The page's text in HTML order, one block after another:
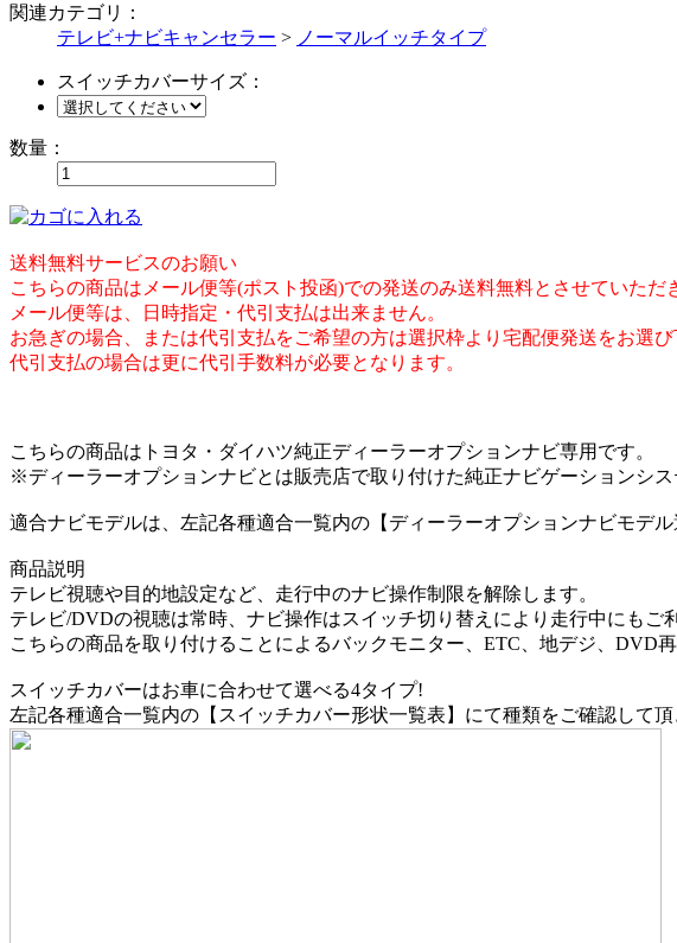
関連カテゴリ：
テレビ+ナビキャンセラー > ノーマルイッチタイプ
スイッチカバーサイズ：
数量：
送料無料サービスのお願い
こちらの商品はメール便等(ポスト投函)での発送のみ送料無料とさせていただ
メール便等は、日時指定・代引支払は出来ません。
お急ぎの場合、または代引支払をご希望の方は選択枠より宅配便発送をお選
代引支払の場合は更に代引手数料が必要となります。
こちらの商品はトヨタ・ダイハツ純正ディーラーオプションナビ専用です。
※ディーラーオプションナビとは販売店で取り付けた純正ナビゲーションシス
適合ナビモデルは、左記各種適合一覧内の【ディーラーオプションナビモデル
商品説明
テレビ視聴や目的地設定など、走行中のナビ操作制限を解除します。
テレビ/DVDの視聴は常時、ナビ操作はスイッチ切り替えにより走行中にもご
こちらの商品を取り付けることによるバックモニター、ETC、地デジ、DVD
スイッチカバーはお車に合わせて選べる4タイプ!
左記各種適合一覧内の【スイッチカバー形状一覧表】にて種類をご確認して頂